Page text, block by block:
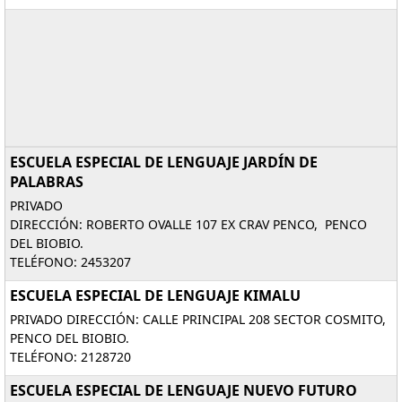
ESCUELA ESPECIAL DE LENGUAJE JARDÍN DE
PALABRAS
PRIVADO
DIRECCIÓN: ROBERTO OVALLE 107 EX CRAV PENCO, PENCO
DEL BIOBIO.
TELÉFONO: 2453207
ESCUELA ESPECIAL DE LENGUAJE KIMALU
PRIVADO DIRECCIÓN: CALLE PRINCIPAL 208 SECTOR COSMITO,
PENCO DEL BIOBIO.
TELÉFONO: 2128720
ESCUELA ESPECIAL DE LENGUAJE NUEVO FUTURO